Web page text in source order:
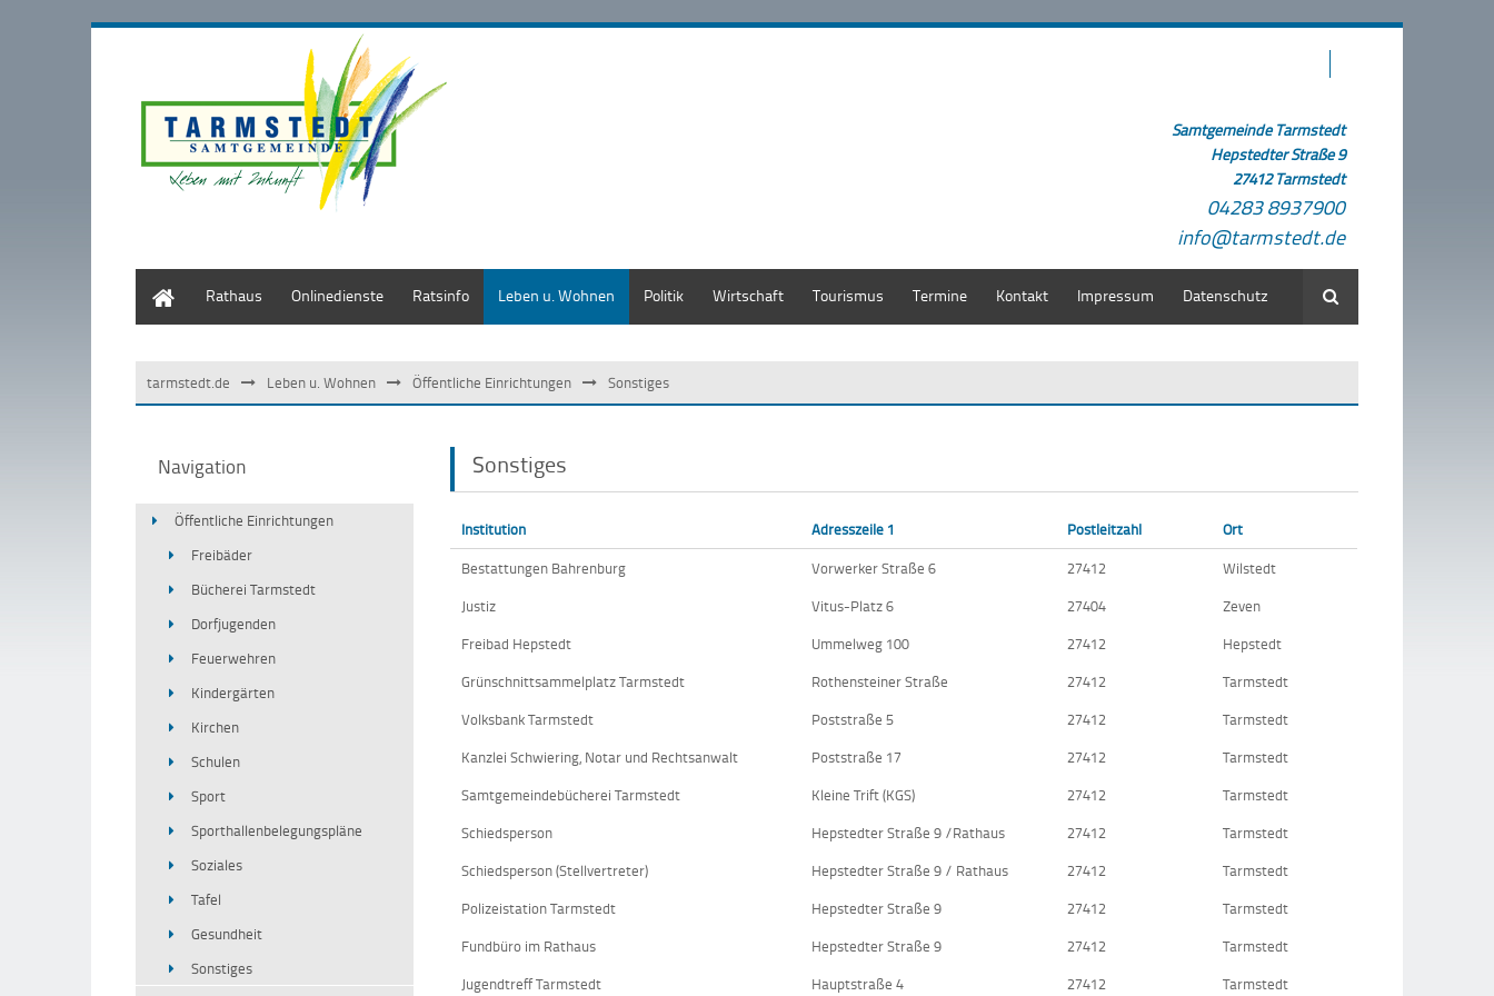
Samtgemeinde Tarmstedt
Hepstedter Straße 9
27412 Tarmstedt
04283 8937900
info@tarmstedt.de
Rathaus Onlinedienste Ratsinfo Leben u. Wohnen Politik Wirtschaft Tourismus Termine Kontakt Impressum Datenschutz Suche
tarmstedt.de Leben u. Wohnen Öffentliche Einrichtungen Sonstiges
Navigation
Öffentliche Einrichtungen
Freibäder
Bücherei Tarmstedt
Dorfjugenden
Feuerwehren
Kindergärten
Kirchen
Schulen
Sport
Sporthallenbelegungspläne
Soziales
Tafel
Gesundheit
Sonstiges
Sonstiges
Institution Adresszeile 1 Postleitzahl
Ort
Bestattungen Bahrenburg
Vorwerker Straße 6 27412
Wilstedt
Justiz
Vitus-Platz 6 27404
Zeven
Freibad Hepstedt
Ummelweg 100 27412
Hepstedt
Grünschnittsammelplatz Tarmstedt
Rothensteiner Straße 27412
Tarmstedt
Volksbank Tarmstedt
Poststraße 5 27412
Tarmstedt
Kanzlei Schwiering, Notar und Rechtsanwalt
Poststraße 17 27412
Tarmstedt
Samtgemeindebücherei Tarmstedt
Kleine Trift (KGS) 27412
Tarmstedt
Schiedsperson
Hepstedter Straße 9 /Rathaus 27412
Tarmstedt
Schiedsperson (Stellvertreter)
Hepstedter Straße 9 / Rathaus 27412
Tarmstedt
Polizeistation Tarmstedt
Hepstedter Straße 9 27412
Tarmstedt
Fundbüro im Rathaus
Hepstedter Straße 9 27412
Tarmstedt
Jugendtreff Tarmstedt
Hauptstraße 4 27412 Tarmstedt